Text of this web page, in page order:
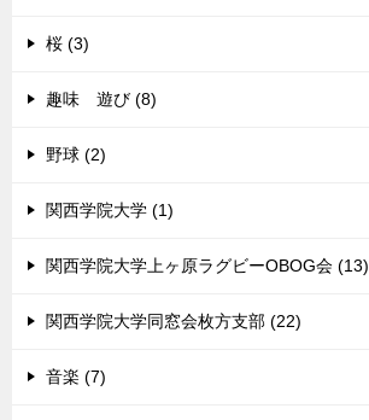
桜 (3)
趣味 遊び (8)
野球 (2)
関西学院大学 (1)
関西学院大学上ヶ原ラグビーOBOG会 (13)
関西学院大学同窓会枚方支部 (22)
音楽 (7)